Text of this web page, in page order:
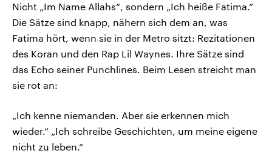
Nicht „Im Name Allahs“, sondern „Ich heiße Fatima.“
Die Sätze sind knapp, nähern sich dem an, was
Fatima hört, wenn sie in der Metro sitzt: Rezitationen
des Koran und den Rap Lil Waynes. Ihre Sätze sind
das Echo seiner Punchlines. Beim Lesen streicht man
sie rot an:
„Ich kenne niemanden. Aber sie erkennen mich
wieder.“ „Ich schreibe Geschichten, um meine eigene
nicht zu leben.“